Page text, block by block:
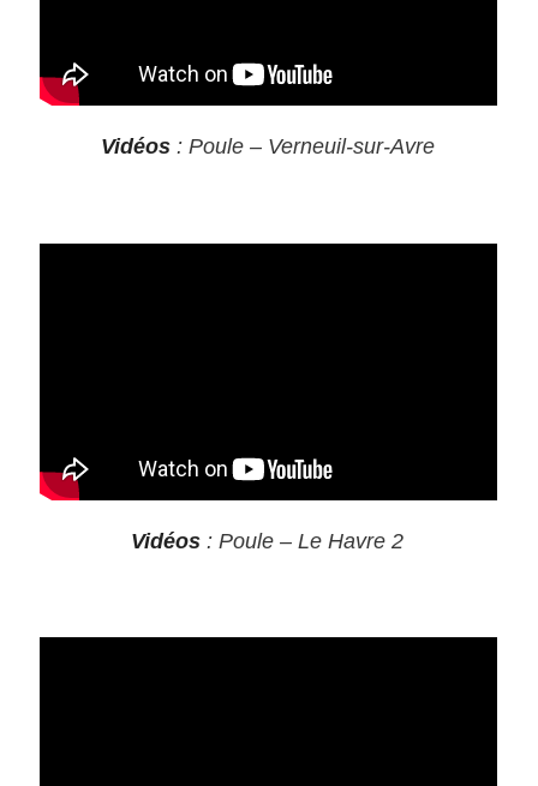
Vidéos: Poule – Verneuil-sur-Avre
Vidéos : Poule – Le Havre 2